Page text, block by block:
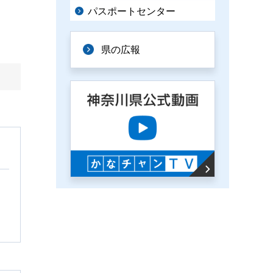
パスポートセンター
県の広報